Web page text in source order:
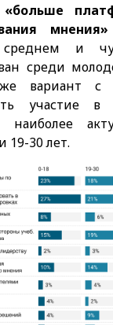
«больше
мнения»
и
среди
вариант с
участие в
наиболее
19-30 лет.